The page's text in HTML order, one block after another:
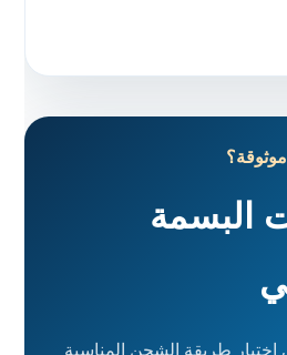
البسمة
طريقة الشحن المناسبة